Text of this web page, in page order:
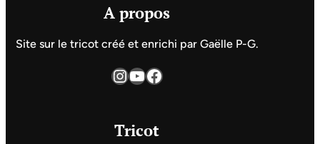
A propos
Site sur le tricot créé et enrichi par Gaëlle P-G.
InstagramYouTube Facebook
Tricot